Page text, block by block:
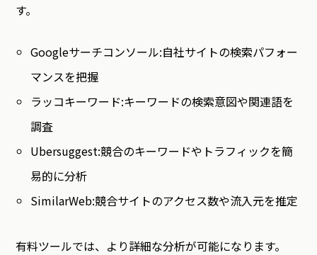
す。
Googleサーチコンソール:自社サイトの検索パフォー
マンスを把握
ラッコキーワード:キーワードの検索意図や関連語を
調査
Ubersuggest:競合のキーワードやトラフィックを簡
易的に分析
SimilarWeb:競合サイトのアクセス数や流入元を推定
有料ツールでは、より詳細な分析が可能になります。